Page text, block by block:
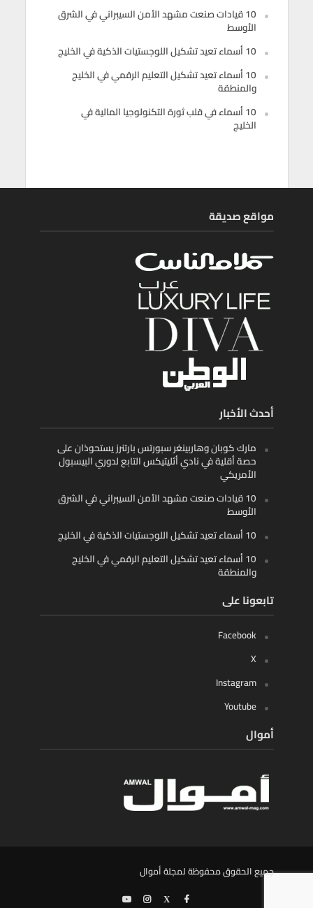
10 قيادات صنعت مشهد الأمن السيبراني في الشرق
الأوسط
10 أسماء تعيد تشكيل اللوجستيات الذكية في الخليج
10 أسماء تعيد تشكيل التعليم الرقمي في الخليج
والمنطقة
10 أسماء في قلب ثورة التكنولوجيا المالية في
الخليج
مواقع صديقة
أحدث الأخبار
مارك كوبان وهاربينغر سبورتس بارتنرز يستحوذان على
حصة أقلية في نادي أثليتيكس التابع لدوري البيسبول
الأمريكي
10 قيادات صنعت مشهد الأمن السيبراني في الشرق
الأوسط
10 أسماء تعيد تشكيل اللوجستيات الذكية في الخليج
10 أسماء تعيد تشكيل التعليم الرقمي في الخليج
والمنطقة
تابعونا على
Facebook
X
Instagram
Youtube
أموال
جميع الحقوق محفوظة لمجلة أموال